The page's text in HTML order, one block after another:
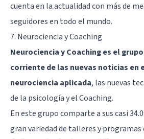
cuenta en la actualidad con más de
seguidores en todo el mundo.
7. Neurociencia y Coaching
Neurociencia y Coaching es el
corriente de las nuevas noticias en
neurociencia aplicada, las nuevas
de la psicología y el Coaching.
En este grupo comparte a sus casi
gran variedad de talleres y